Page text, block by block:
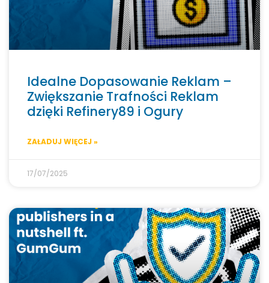
Idealne Dopasowanie Reklam –
Zwiększanie Trafności Reklam
dzięki Refinery89 i Ogury
ZAŁADUJ WIĘCEJ »
17/07/2025